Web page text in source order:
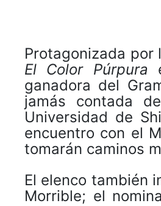
Protagonizada por
El Color Púrpura
ganadora del
jamás contada
Universidad de
encuentro con el
tomarán caminos
El elenco también
Morrible; el